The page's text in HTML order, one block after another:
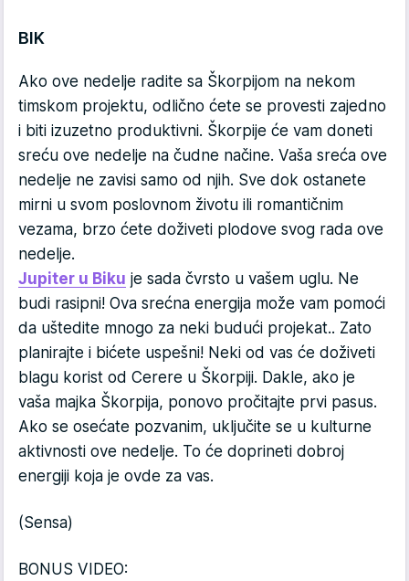
BIK
Ako ove nedelje radite sa Škorpijom na nekom
timskom projektu, odlično ćete se provesti zajedno
i biti izuzetno produktivni. Škorpije će vam doneti
sreću ove nedelje na čudne načine. Vaša sreća ove
nedelje ne zavisi samo od njih. Sve dok ostanete
mirni u svom poslovnom životu ili romantičnim
vezama, brzo ćete doživeti plodove svog rada ove
nedelje.
Jupiter u Biku je sada čvrsto u vašem uglu. Ne
budi rasipni! Ova srećna energija može vam pomoći
da uštedite mnogo za neki budući projekat.. Zato
planirajte i bićete uspešni! Neki od vas će doživeti
blagu korist od Cerere u Škorpiji. Dakle, ako je
vaša majka Škorpija, ponovo pročitajte prvi pasus.
Ako se osećate pozvanim, uključite se u kulturne
aktivnosti ove nedelje. To će doprineti dobroj
energiji koja je ovde za vas.
(Sensa)
BONUS VIDEO: